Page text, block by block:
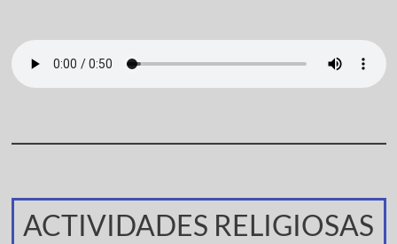
ACTIVIDADES RELIGIOSAS